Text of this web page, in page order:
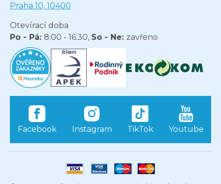
Praha 10, 10400
Otevírací doba
Po - Pá: 8:00 - 16:30, So - Ne: zavřeno
Facebook Instagram TikTok Youtube